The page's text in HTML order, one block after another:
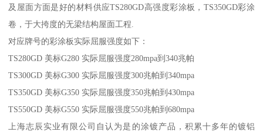
及屋面方面是好的材料供应TS280GD高强度彩涂板，TS350GD彩涂
卷，于大挎度的无梁结构屋面工程.
对应牌号的彩涂板实际屈服强度如下：
TS280GD 美标G280 实际屈服强度280mpa到340兆帕
TS300GD 美标G300 实际屈服强度300兆帕到340mpa
TS350GD 美标G350 实际屈服强度350兆帕到430mpa
TS550GD 美标G550 实际屈服强度550兆帕到680mpa
上海志辰实业有限公司自认为是的涂镀产品，积累十多年的镀铝